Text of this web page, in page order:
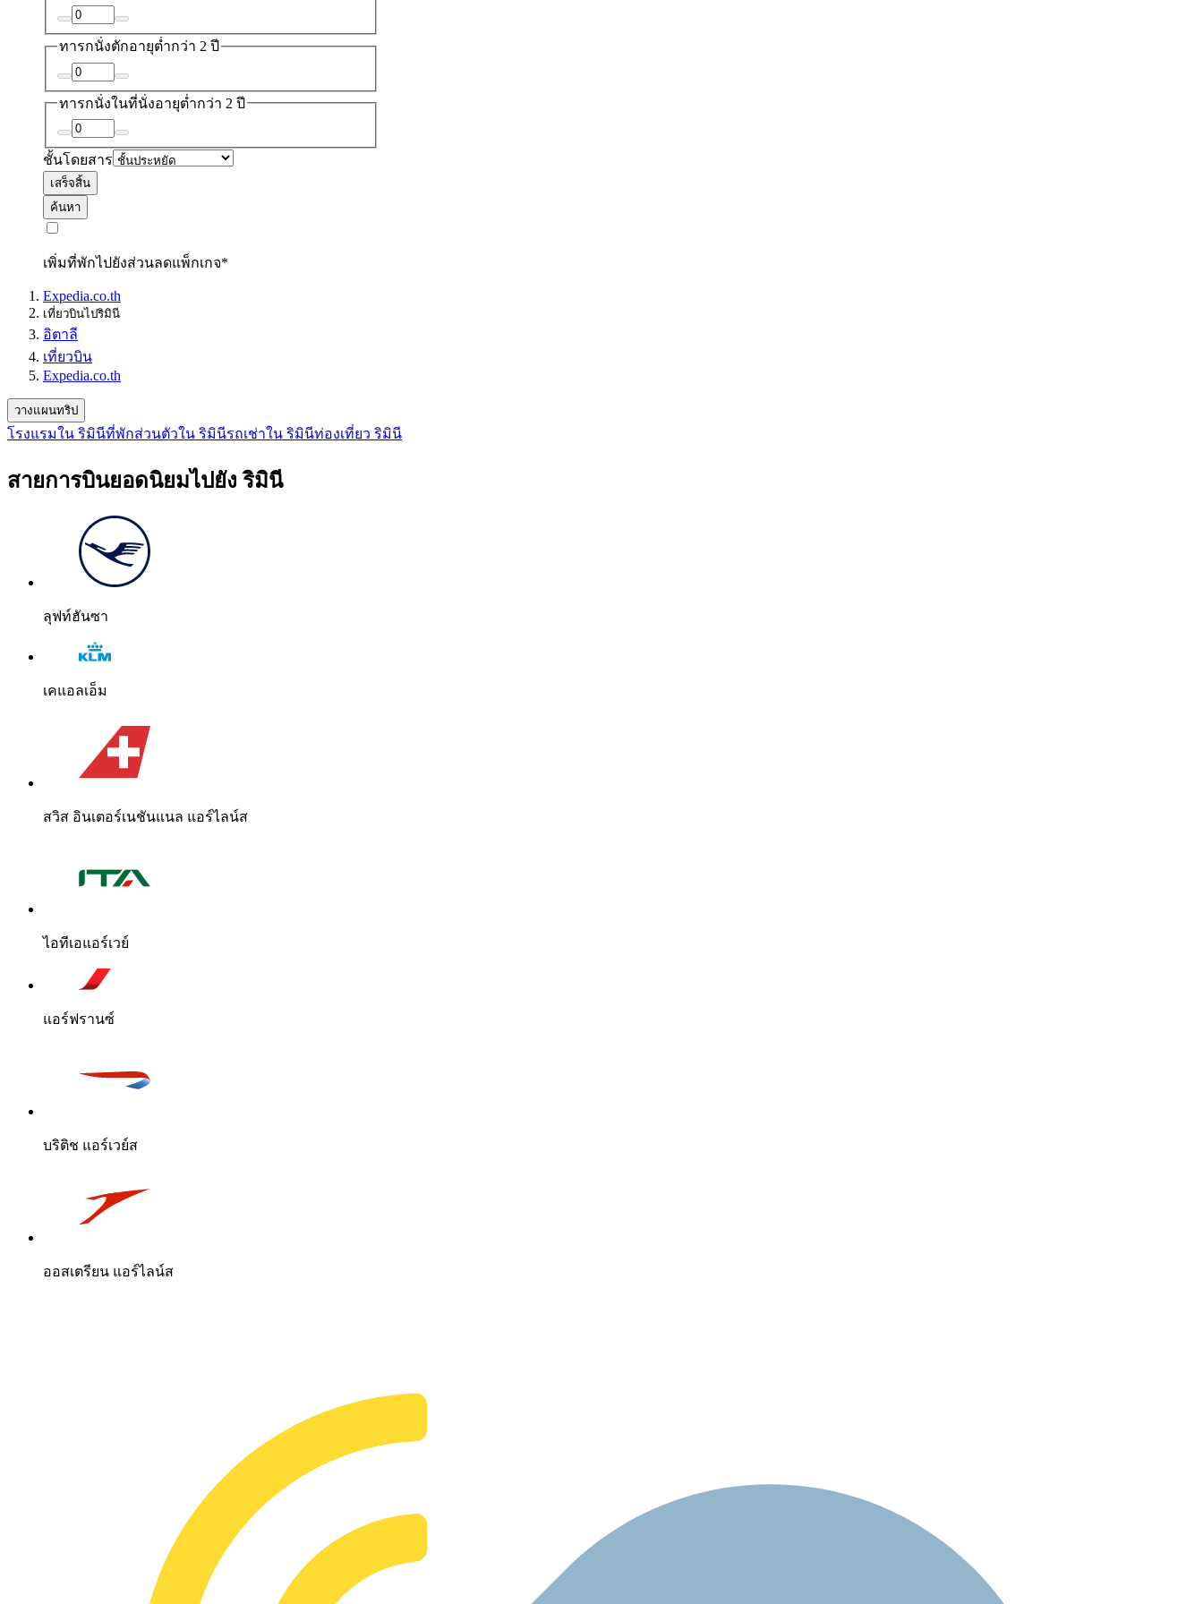
ทารกนั่งตักอายุต่ำกว่า 2 ปี
ทารกนั่งในที่นั่งอายุต่ำกว่า 2 ปี
ชั้นโดยสาร
เสร็จสิ้น
ค้นหา
เพิ่มที่พักไปยังส่วนลดแพ็กเกจ*
Expedia.co.th
เที่ยวบินไปริมินี
อิตาลี
เที่ยวบิน
Expedia.co.th
วางแผนทริป
โรงแรมใน ริมินีที่พักส่วนตัวใน ริมินีรถเช่าใน ริมินีท่องเที่ยว ริมินี
สายการบินยอดนิยมไปยัง ริมินี
ลุฟท์ฮันซา
เคแอลเอ็ม
สวิส อินเตอร์เนชันแนล แอร์ไลน์ส
ไอทีเอแอร์เวย์
แอร์ฟรานซ์
บริติช แอร์เวย์ส
ออสเตรียน แอร์ไลน์ส